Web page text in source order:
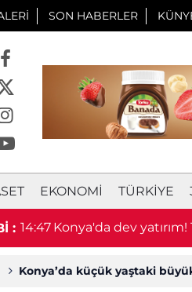
SON HABERLER
EKONOMI TÜRKIYE
: 14:47 Konya'da dev
kalacak
Konya’da küçük yaştaki